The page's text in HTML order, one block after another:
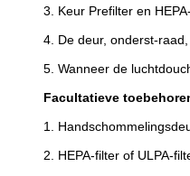
3. Keur Prefilter en
4. De deur, onderst-
5. Wanneer de
Facultatieve
1.
2. HEPA-filter of ULPA-